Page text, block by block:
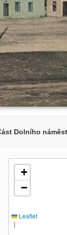
Dolního
+
−
Leaflet
|